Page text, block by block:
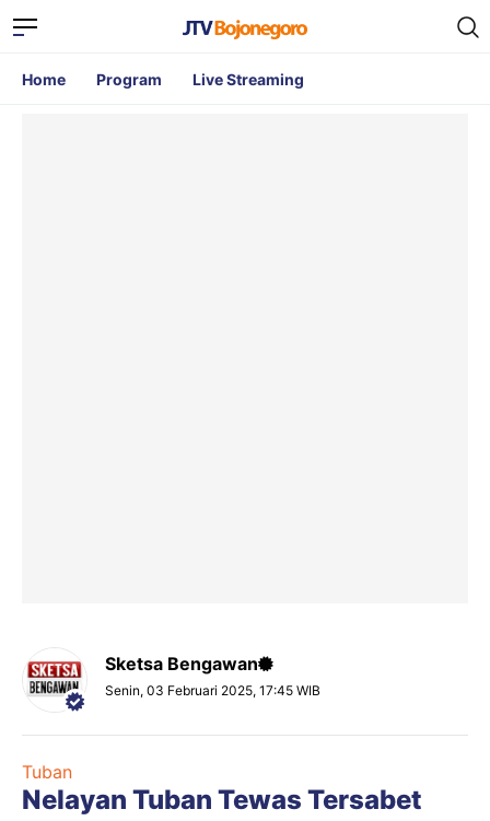
Home Program Live Streaming
Sketsa Bengawan
Senin, 03 Februari 2025, 17:45 WIB
Tuban
Nelayan Tuban Tewas Tersabet